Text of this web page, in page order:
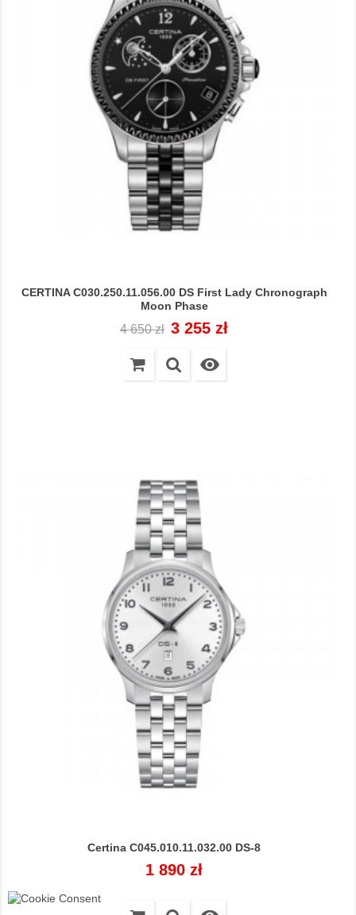
CERTINA C030.250.11.056.00 DS First Lady Chronograph
Moon Phase
Cena
4 650 zł Cena
3 255 zł

Certina C045.010.11.032.00 DS-8
Cena
1 890 zł